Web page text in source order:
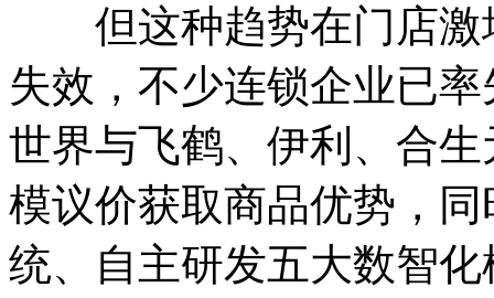
但这种趋势在门店激
失效，不少连锁企业已
世界与飞鹤、伊利、合
模议价获取商品优势，
统、自主研发五大数智